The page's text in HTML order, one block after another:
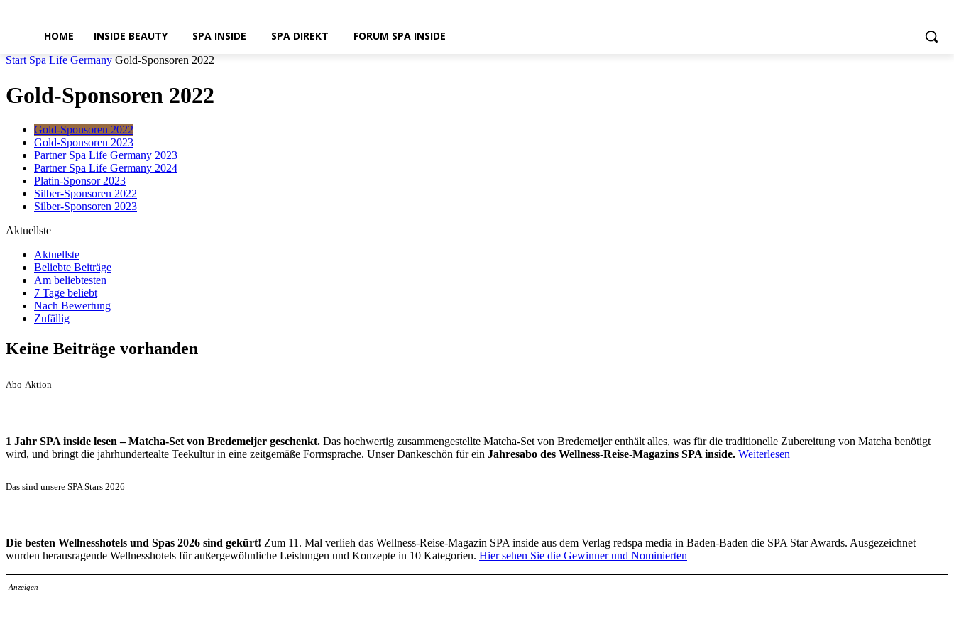
HOME INSIDE BEAUTY SPA INSIDE SPA DIREKT FORUM SPA INSIDE
Start Spa Life Germany Gold-Sponsoren 2022
Gold-Sponsoren 2022
Gold-Sponsoren 2022
Gold-Sponsoren 2023
Partner Spa Life Germany 2023
Partner Spa Life Germany 2024
Platin-Sponsor 2023
Silber-Sponsoren 2022
Silber-Sponsoren 2023
Aktuellste
Aktuellste
Beliebte Beiträge
Am beliebtesten
7 Tage beliebt
Nach Bewertung
Zufällig
Keine Beiträge vorhanden
Abo-Aktion
1 Jahr SPA inside lesen – Matcha-Set von Bredemeijer geschenkt. Das hochwertig zusammengestellte Matcha-Set von Bredemeijer enthält alles, was für die traditionelle Zubereitung von Matcha benötigt
wird, und bringt die jahrhundertealte Teekultur in eine zeitgemäße Formsprache. Unser Dankeschön für ein Jahresabo des Wellness-Reise-Magazins SPA inside. Weiterlesen
Das sind unsere SPA Stars 2026
Die besten Wellnesshotels und Spas 2026 sind gekürt! Zum 11. Mal verlieh das Wellness-Reise-Magazin SPA inside aus dem Verlag redspa media in Baden-Baden die SPA Star Awards. Ausgezeichnet
wurden herausragende Wellnesshotels für außergewöhnliche Leistungen und Konzepte in 10 Kategorien. Hier sehen Sie die Gewinner und Nominierten
-Anzeigen-